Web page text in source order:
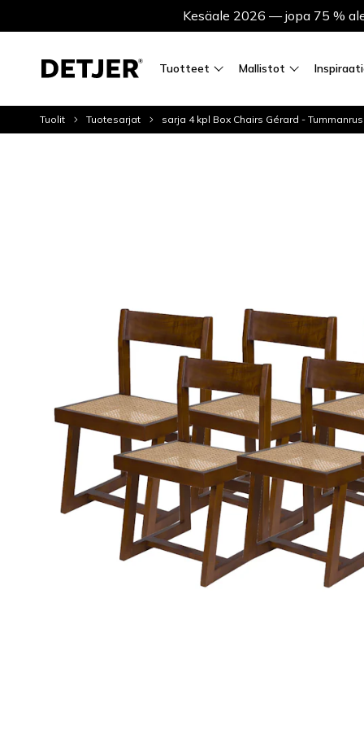
Kesäale 2026 — jopa 75 %
Tuotteet Mallistot
Tuolit Tuotesarjat sarja 4 kpl Box Chairs Gérard -